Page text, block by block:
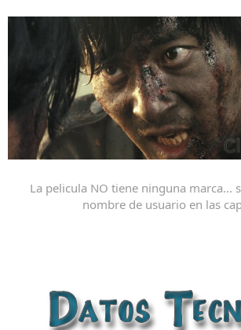
La pelicula NO tiene ninguna marca...
nombre de usuario en las